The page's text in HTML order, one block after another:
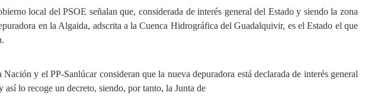
local del PSOE señalan que, considerada de interés general del Estado y siendo la zona
en la Algaida, adscrita a la Cuenca Hidrográfica del Guadalquivir, es el Estado el que
y el PP-Sanlúcar consideran que la nueva depuradora está declarada de interés general
así lo recoge un decreto, siendo, por tanto, la Junta de